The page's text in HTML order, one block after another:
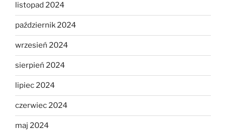
listopad 2024
październik 2024
wrzesień 2024
sierpień 2024
lipiec 2024
czerwiec 2024
maj 2024